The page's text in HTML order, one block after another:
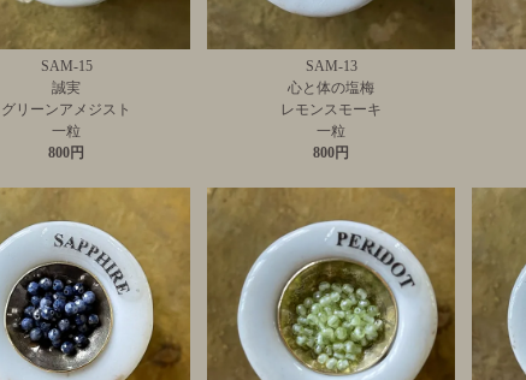
SAM-15
誠実
グリーンアメジスト
一粒
800円
SAM-13
心と体の塩梅
レモンスモーキ
一粒
800円